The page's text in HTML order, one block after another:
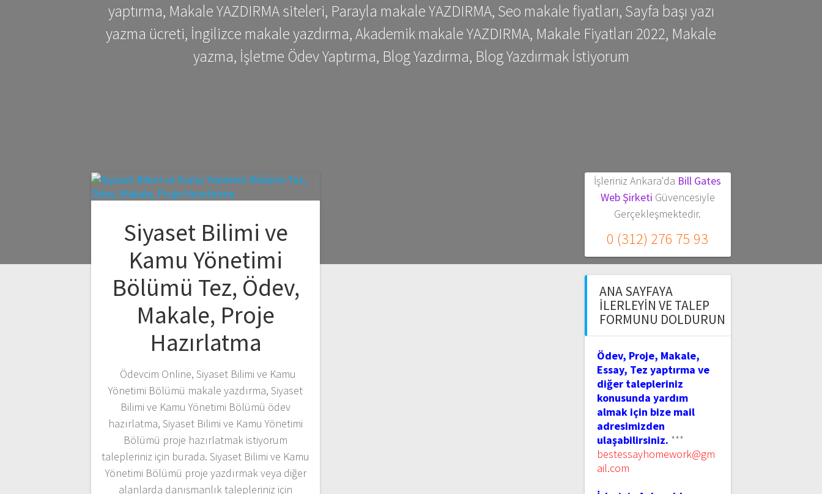
yaptırma, Makale YAZDIRMA siteleri, Parayla makale YAZDIRMA, Seo makale fiyatları, Sayfa başı yazı
yazma ücreti, İngilizce makale yazdırma, Akademik makale YAZDIRMA, Makale Fiyatları 2022, Makale
yazma, İşletme Ödev Yaptırma, Blog Yazdırma, Blog Yazdırmak İstiyorum
Siyaset Bilimi ve
Kamu Yönetimi
Bölümü Tez, Ödev,
Makale, Proje
Hazırlatma
Ödevcim Online, Siyaset Bilimi ve Kamu
Yönetimi Bölümü makale yazdırma, Siyaset
Bilimi ve Kamu Yönetimi Bölümü ödev
hazırlatma, Siyaset Bilimi ve Kamu Yönetimi
Bölümü proje hazırlatmak istiyorum
talepleriniz için burada. Siyaset Bilimi ve Kamu
Yönetimi Bölümü proje yazdırmak veya diğer
alanlarda danışmanlık talepleriniz için
İşleriniz Ankara'da Bill Gates
Web Şirketi Güvencesiyle
Gerçekleşmektedir.
0 (312) 276 75 93
ANA SAYFAYA
İLERLEYIN VE TALEP
FORMUNU DOLDURUN
Ödev, Proje, Makale,
Essay, Tez yaptırma ve
diğer talepleriniz
konusunda yardım
almak için bize mail
adresimizden
ulaşabilirsiniz. ***
bestessayhomework@gm
ail.com